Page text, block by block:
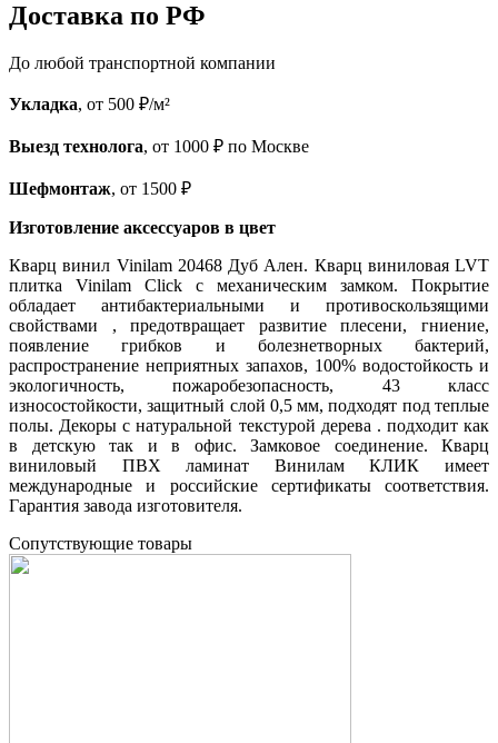
Доставка по РФ
До любой транспортной компании
Укладка, от 500 ₽/м²
Выезд технолога, от 1000 ₽ по Москве
Шефмонтаж, от 1500 ₽
Изготовление аксессуаров в цвет
Кварц винил Vinilam 20468 Дуб Ален. Кварц виниловая LVT
плитка Vinilam Click с механическим замком. Покрытие
обладает антибактериальными и противоскользящими
свойствами , предотвращает развитие плесени, гниение,
появление грибков и болезнетворных бактерий,
распространение неприятных запахов, 100% водостойкость и
экологичность, пожаробезопасность, 43 класс
износостойкости, защитный слой 0,5 мм, подходят под теплые
полы. Декоры с натуральной текстурой дерева . подходит как
в детскую так и в офис. Замковое соединение. Кварц
виниловый ПВХ ламинат Винилам КЛИК имеет
международные и российские сертификаты соответствия.
Гарантия завода изготовителя.
Cопутствующие товары